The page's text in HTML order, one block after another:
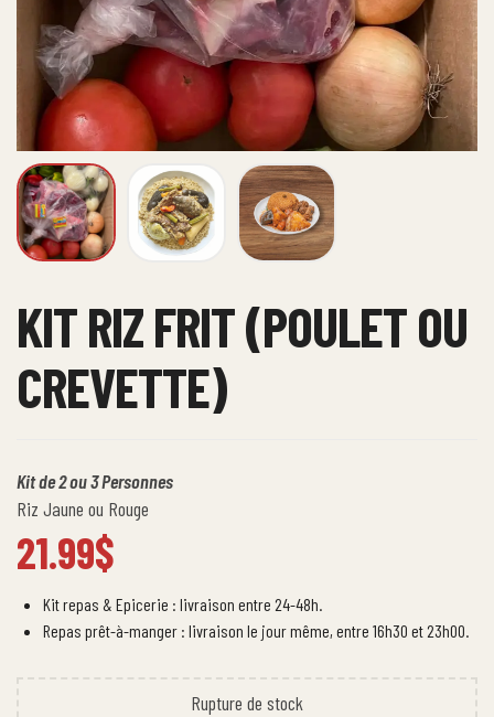
KIT RIZ FRIT (POULET OU
CREVETTE)
Kit de 2 ou 3 Personnes
Riz Jaune ou Rouge
21.99$
Kit repas & Epicerie : livraison entre 24-48h.
Repas prêt-à-manger : livraison le jour même, entre 16h30 et 23h00.
Rupture de stock